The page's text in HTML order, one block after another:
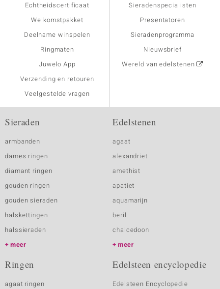
Echtheidscertificaat
Welkomstpakket
Deelname winspelen
Ringmaten
Juwelo App
Verzending en retouren
Veelgestelde vragen
Sieradenspecialisten
Presentatoren
Sieradenprogramma
Nieuwsbrief
Wereld van edelstenen
Sieraden
armbanden
dames ringen
diamant ringen
gouden ringen
gouden sieraden
halskettingen
halssieraden
meer
Edelstenen
agaat
alexandriet
amethist
apatiet
aquamarijn
beril
chalcedoon
meer
Ringen
agaat ringen
Edelsteen encyclopedie
Edelsteen Encyclopedie